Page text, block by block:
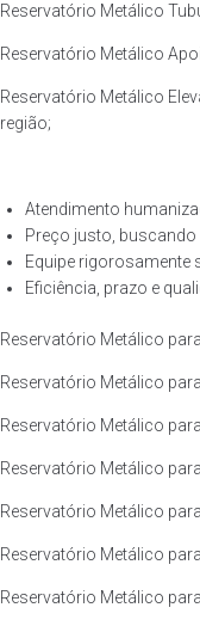
Reservatório Metálico
Reservatório Metálico
Reservatório Metálico
região;
Atendimento
Preço justo,
Equipe rigorosamente
Eficiência, prazo e
Reservatório Metálico
Reservatório Metálico
Reservatório Metálico
Reservatório Metálico
Reservatório Metálico
Reservatório Metálico
Reservatório Metálico